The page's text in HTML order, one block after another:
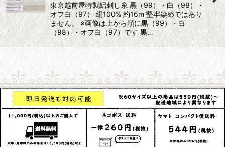
東京越前屋特製絽刺し糸 黒（99）・白（98）・
オフ白（97） 絹100% 約16m 堅牢染めではあり
ません。 ※画像は上から順に黒（99）・白
（98）・オフ白（97）です 黒…